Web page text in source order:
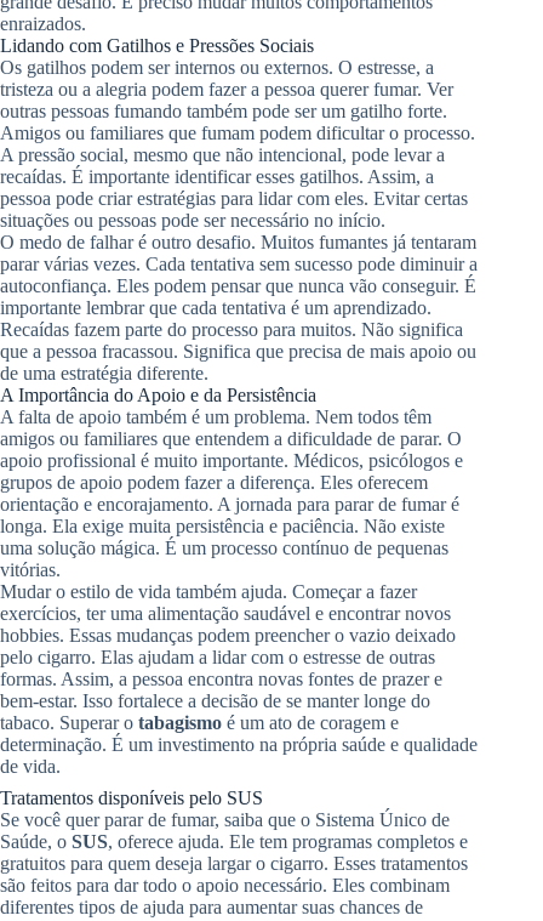
enraizados.
Lidando com Gatilhos e Pressões Sociais
Os gatilhos podem ser internos ou externos. O estresse, a
tristeza ou a alegria podem fazer a pessoa querer fumar. Ver
outras pessoas fumando também pode ser um gatilho forte.
Amigos ou familiares que fumam podem dificultar o processo.
A pressão social, mesmo que não intencional, pode levar a
recaídas. É importante identificar esses gatilhos. Assim, a
pessoa pode criar estratégias para lidar com eles. Evitar certas
situações ou pessoas pode ser necessário no início.
O medo de falhar é outro desafio. Muitos fumantes já tentaram
parar várias vezes. Cada tentativa sem sucesso pode diminuir a
autoconfiança. Eles podem pensar que nunca vão conseguir. É
importante lembrar que cada tentativa é um aprendizado.
Recaídas fazem parte do processo para muitos. Não significa
que a pessoa fracassou. Significa que precisa de mais apoio ou
de uma estratégia diferente.
A Importância do Apoio e da Persistência
A falta de apoio também é um problema. Nem todos têm
amigos ou familiares que entendem a dificuldade de parar. O
apoio profissional é muito importante. Médicos, psicólogos e
grupos de apoio podem fazer a diferença. Eles oferecem
orientação e encorajamento. A jornada para parar de fumar é
longa. Ela exige muita persistência e paciência. Não existe
uma solução mágica. É um processo contínuo de pequenas
vitórias.
Mudar o estilo de vida também ajuda. Começar a fazer
exercícios, ter uma alimentação saudável e encontrar novos
hobbies. Essas mudanças podem preencher o vazio deixado
pelo cigarro. Elas ajudam a lidar com o estresse de outras
formas. Assim, a pessoa encontra novas fontes de prazer e
bem-estar. Isso fortalece a decisão de se manter longe do
tabaco. Superar o tabagismo é um ato de coragem e
determinação. É um investimento na própria saúde e qualidade
de vida.
Tratamentos disponíveis pelo SUS
Se você quer parar de fumar, saiba que o Sistema Único de
Saúde, o SUS, oferece ajuda. Ele tem programas completos e
gratuitos para quem deseja largar o cigarro. Esses tratamentos
são feitos para dar todo o apoio necessário. Eles combinam
diferentes tipos de ajuda para aumentar suas chances de